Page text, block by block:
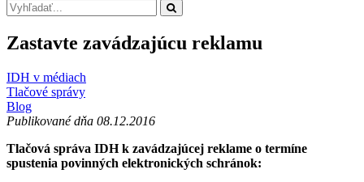
Zastavte zavádzajúcu reklamu
IDH v médiach
Tlačové správy
Blog
Publikované dňa 08.12.2016
Tlačová správa IDH k zavádzajúcej reklame o termíne
spustenia povinných elektronických schránok: